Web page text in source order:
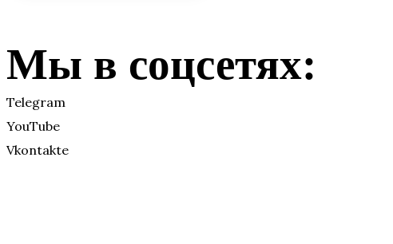
Мы в соцсетях:
Telegram
YouTube
Vkontakte